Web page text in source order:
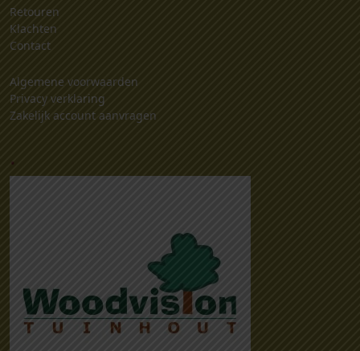
Retouren
Klachten
Contact
Algemene voorwaarden
Privacy verklaring
Zakelijk account aanvragen
.